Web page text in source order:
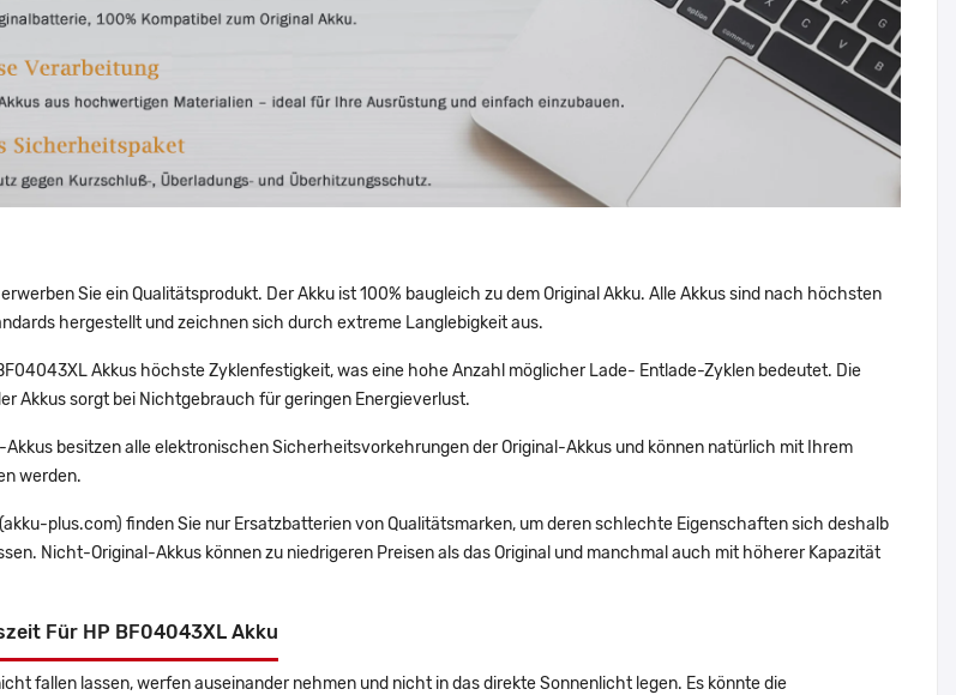
Sie ein Qualitätsprodukt. Der Akku ist 100% baugleich zu dem Original Akku. Alle Akkus sind nach höchsten
hergestellt und zeichnen sich durch extreme Langlebigkeit aus.
Akkus höchste Zyklenfestigkeit, was eine hohe Anzahl möglicher Lade- Entlade-Zyklen bedeutet. Die
Akkus sorgt bei Nichtgebrauch für geringen Energieverlust.
besitzen alle elektronischen Sicherheitsvorkehrungen der Original-Akkus und können natürlich mit Ihrem
werden.
plus.com) finden Sie nur Ersatzbatterien von Qualitätsmarken, um deren schlechte Eigenschaften sich deshalb
Nicht-Original-Akkus können zu niedrigeren Preisen als das Original und manchmal auch mit höherer Kapazität
Für HP BF04043XL Akku
fallen lassen, werfen auseinander nehmen und nicht in das direkte Sonnenlicht legen. Es könnte die